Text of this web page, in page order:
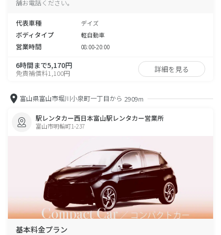
舗お電話ください。
代表車種 デイズ
ボディタイプ 軽自動車
営業時間 08:00-20:00
6時間まで5,170円
免責補償料1,100円 詳細を見る
富山県富山市堀川小泉町一丁目から 2909m
駅レンタカー西日本富山駅レンタカー営業所
富山市明輪町1-237
基本料金プラン